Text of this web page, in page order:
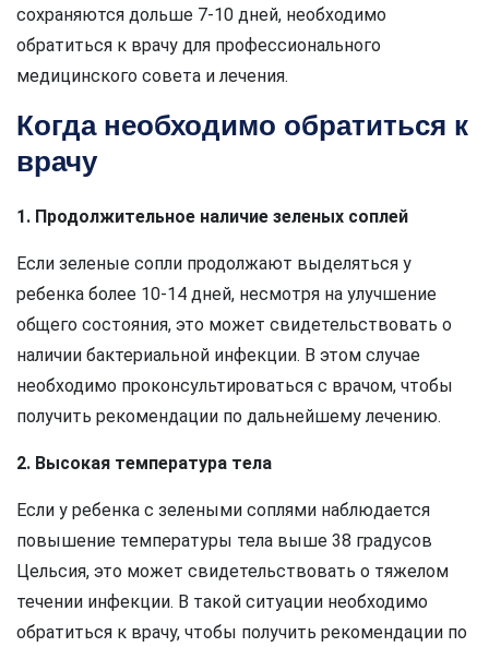
сохраняются дольше 7-10 дней, необходимо
обратиться к врачу для профессионального
медицинского совета и лечения.
Когда необходимо обратиться к
врачу
1. Продолжительное наличие зеленых соплей
Если зеленые сопли продолжают выделяться у
ребенка более 10-14 дней, несмотря на улучшение
общего состояния, это может свидетельствовать о
наличии бактериальной инфекции. В этом случае
необходимо проконсультироваться с врачом, чтобы
получить рекомендации по дальнейшему лечению.
2. Высокая температура тела
Если у ребенка с зелеными соплями наблюдается
повышение температуры тела выше 38 градусов
Цельсия, это может свидетельствовать о тяжелом
течении инфекции. В такой ситуации необходимо
обратиться к врачу, чтобы получить рекомендации по